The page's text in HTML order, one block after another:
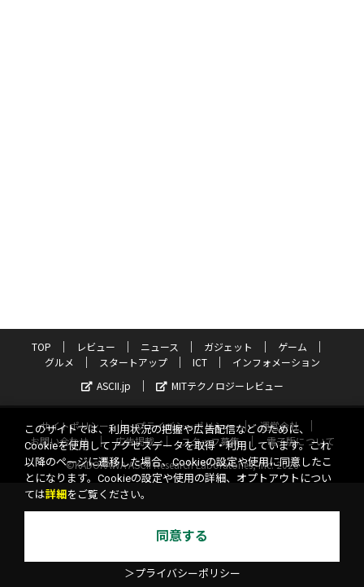
TOP レビュー ニュース ガジェット
ゲーム
グルメ
スタートアップ ICT
インフォメーション
ASCII.jp
MITテクノロジーレビュー
サイトポリシー プライバシーポリシー
運営会社
お問い合わせ
広告掲載 スタッフ募集
電子版について
©KADOKAWA ASCII Research Laboratories, Inc. 2026
このサイトでは、利用状況の把握や広告配信などのために、
Cookieを使用してアクセスデータを取得・利用しています。これ
以降のページに遷移した場合、Cookieの設定や使用に同意したこ
とになります。Cookieの設定や使用の詳細、オプトアウトについ
ては詳細 をご覧ください。
同意する
＞プライバシーポリシー